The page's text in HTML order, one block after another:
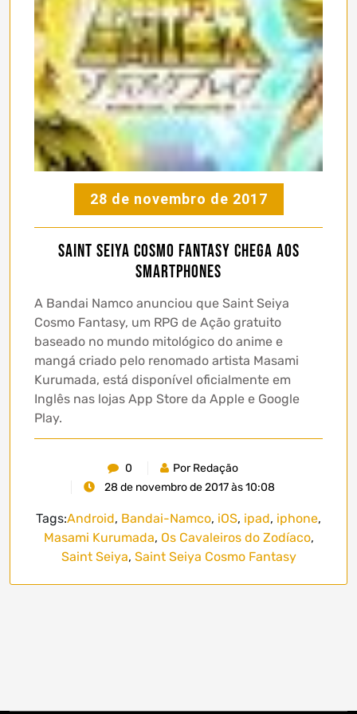
28 de novembro de 2017
Saint Seiya Cosmo Fantasy chega aos
smartphones
A Bandai Namco anunciou que Saint Seiya
Cosmo Fantasy, um RPG de Ação gratuito
baseado no mundo mitológico do anime e
mangá criado pelo renomado artista Masami
Kurumada, está disponível oficialmente em
Inglês nas lojas App Store da Apple e Google
Play.
0
Por Redação
28 de novembro de 2017 às 10:08
Tags:Android, Bandai-Namco, iOS, ipad, iphone,
Masami Kurumada, Os Cavaleiros do Zodíaco,
Saint Seiya, Saint Seiya Cosmo Fantasy